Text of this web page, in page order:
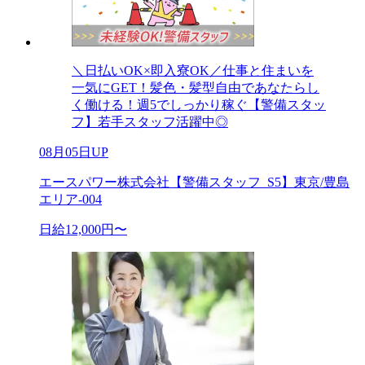
＼日払いOK×即入寮OK／仕事と住まいを
一気にGET！髪色・髪型自由であなたらし
く働ける！週5でしっかり稼ぐ【警備スタッ
フ】若手スタッフ活躍中◎
08月05日UP
エースパワー株式会社【警備スタッフ_S5】東京/豊島
エリア-004
日給12,000円〜